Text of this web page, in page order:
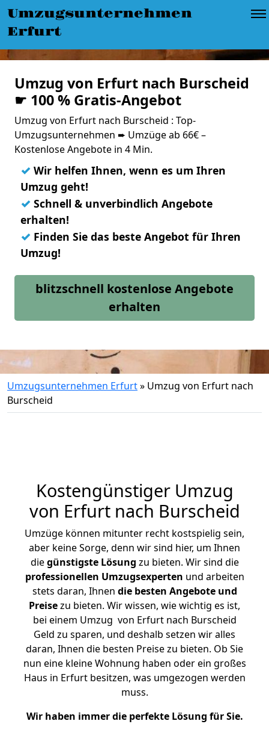
Umzugsunternehmen
Erfurt
Umzug von Erfurt nach Burscheid
☛ 100 % Gratis-Angebot
Umzug von Erfurt nach Burscheid : Top-
Umzugsunternehmen ➨ Umzüge ab 66€ –
Kostenlose Angebote in 4 Min.
✓ Wir helfen Ihnen, wenn es um Ihren
Umzug geht!
✓ Schnell & unverbindlich Angebote
erhalten!
✓ Finden Sie das beste Angebot für Ihren
Umzug!
blitzschnell kostenlose Angebote
erhalten
Umzugsunternehmen Erfurt» Umzug von Erfurt nach
Burscheid
Kostengünstiger Umzug
von Erfurt nach Burscheid
Umzüge können mitunter recht kostspielig sein,
aber keine Sorge, denn wir sind hier, um Ihnen
diegünstigste Lösung zu bieten. Wir sind die
professionellen Umzugsexperten und arbeiten
stets daran, Ihnen die besten Angebote und
Preisezu bieten. Wir wissen, wie wichtig es ist,
bei einem Umzug von Erfurt nach Burscheid
Geld zu sparen, und deshalb setzen wir alles
daran, Ihnen die besten Preise zu bieten. Ob Sie
nun eine kleine Wohnung haben oder ein großes
Haus in Erfurt besitzen, was umgezogen werden
muss.
Wir haben immer die perfekte Lösung für Sie.